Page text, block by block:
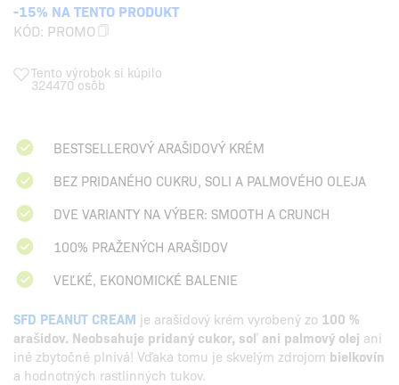
-15% NA TENTO PRODUKT
KÓD: PROMO
Tento výrobok si kúpilo
324470 osôb
BESTSELLEROVÝ ARAŠIDOVÝ KRÉM
BEZ PRIDANÉHO CUKRU, SOLI A PALMOVÉHO OLEJA
DVE VARIANTY NA VÝBER: SMOOTH A CRUNCH
100% PRAŽENÝCH ARAŠIDOV
VEĽKÉ, EKONOMICKÉ BALENIE
SFD PEANUT CREAM je arašidový krém vyrobený zo 100 %
arašidov. Neobsahuje pridaný cukor, soľ ani palmový olej ani
iné zbytočné plnivá! Vďaka tomu je skvelým zdrojom bielkovín
a hodnotných rastlinných tukov.